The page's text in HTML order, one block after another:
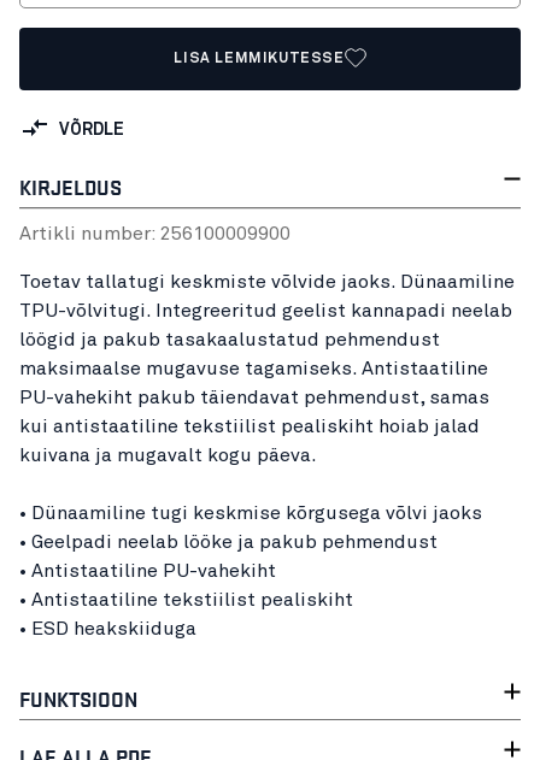
LISA LEMMIKUTESSE
VÕRDLE
KIRJELDUS
Artikli number: 256100009900
Toetav tallatugi keskmiste võlvide jaoks. Dünaamiline
TPU-võlvitugi. Integreeritud geelist kannapadi neelab
löögid ja pakub tasakaalustatud pehmendust
maksimaalse mugavuse tagamiseks. Antistaatiline
PU-vahekiht pakub täiendavat pehmendust, samas
kui antistaatiline tekstiilist pealiskiht hoiab jalad
kuivana ja mugavalt kogu päeva.
• Dünaamiline tugi keskmise kõrgusega võlvi jaoks
• Geelpadi neelab lööke ja pakub pehmendust
• Antistaatiline PU-vahekiht
• Antistaatiline tekstiilist pealiskiht
• ESD heakskiiduga
FUNKTSIOON